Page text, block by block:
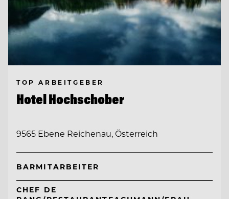
TOP ARBEITGEBER
Hotel Hochschober
9565 Ebene Reichenau, Österreich
BARMITARBEITER
CHEF DE